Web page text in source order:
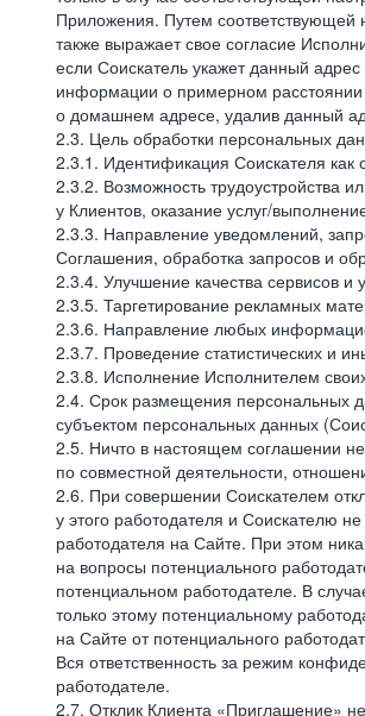
Приложения. Путем соответствующей
также выражает свое согласие
если Соискатель укажет данный
информации о примерном расстоянии
о домашнем адресе, удалив данный
2.3. Цель обработки персональных
2.3.1. Идентификация Соискателя
2.3.2. Возможность трудоустройства
у Клиентов, оказание услуг/
2.3.3. Направление уведомлений,
Соглашения, обработка запросов и
2.3.4. Улучшение качества сервисов и
2.3.5. Таргетирование рекламных
2.3.6. Направление любых
2.3.7. Проведение статистических и
2.3.8. Исполнение Исполнителем
2.4. Срок размещения персональных
субъектом персональных данных
2.5. Ничто в настоящем соглашении
по совместной деятельности,
2.6. При совершении Соискателем
у этого работодателя и Соискателю
работодателя на Сайте. При этом
на вопросы потенциального
потенциальном работодателе. В
только этому потенциальному
на Сайте от потенциального
Вся ответственность за режим
работодателе.
2.7. Отклик Клиента «Приглашение»